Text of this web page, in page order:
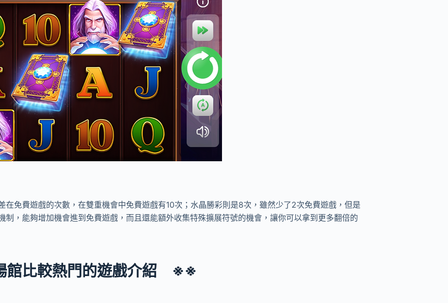
在免費遊戲的次數，在雙重機會中免費遊戲有10次；水晶勝彩則是8次，雖然少了2次免費遊戲，但是
制，能夠增加機會進到免費遊戲，而且還能額外收集特殊擴展符號的機會，讓你可以拿到更多翻倍的
比較熱門的遊戲介紹 ※※